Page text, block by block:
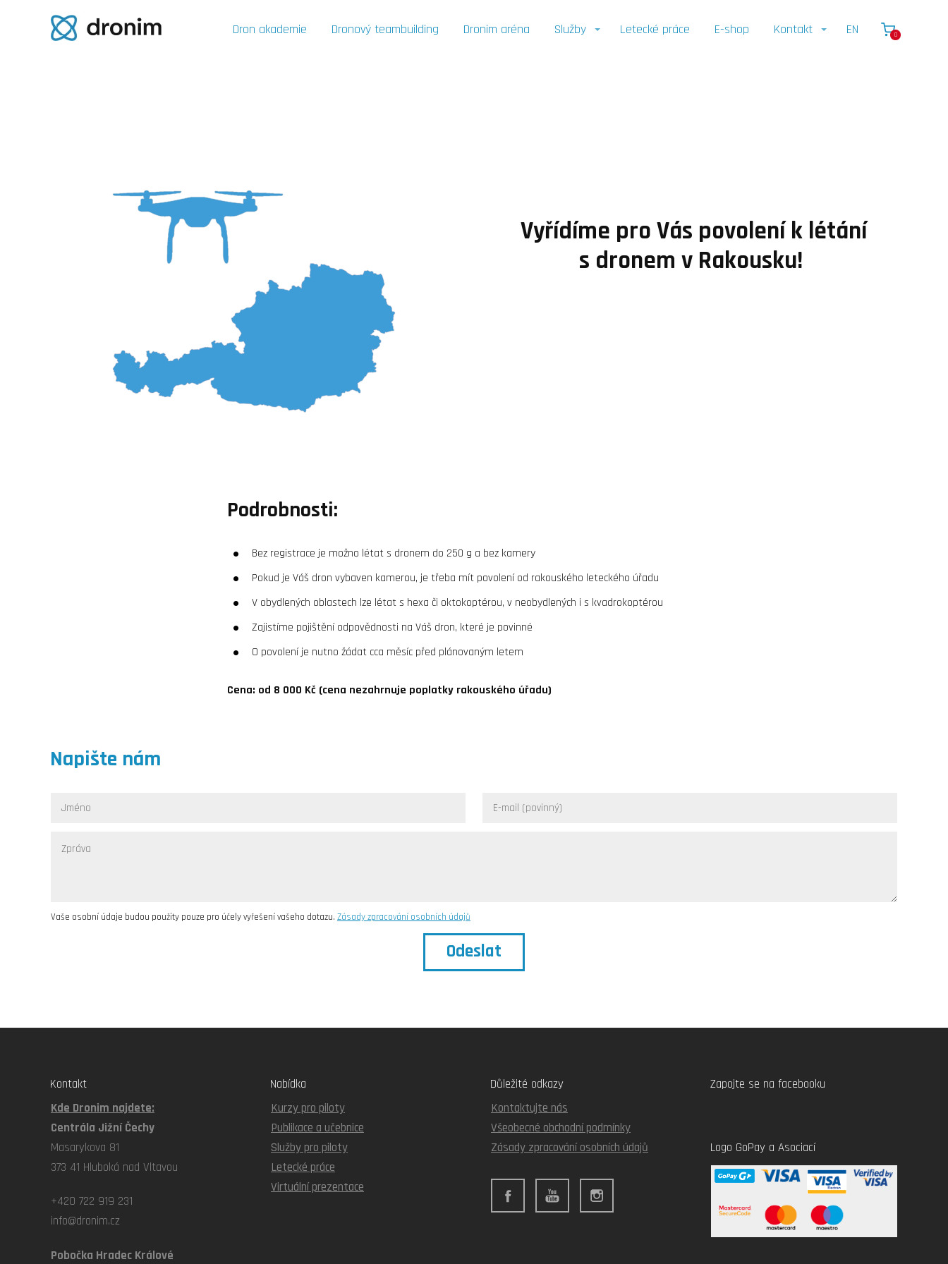
Dron akademie Dronový teambuilding Dronim aréna Služby Letecké práce E-shop Kontakt EN 0
Vyřídíme pro Vás povolení k létání
s dronem v Rakousku!
Podrobnosti:
Bez registrace je možno létat s dronem do 250 g a bez kamery
Pokud je Váš dron vybaven kamerou, je třeba mít povolení od rakouského leteckého úřadu
V obydlených oblastech lze létat s hexa či oktokoptérou, v neobydlených i s kvadrokoptérou
Zajistíme pojištění odpovědnosti na Váš dron, které je povinné
O povolení je nutno žádat cca měsíc před plánovaným letem
Cena: od 8 000 Kč (cena nezahrnuje poplatky rakouského úřadu)
Napište nám
Vaše osobní údaje budou použity pouze pro účely vyřešení vašeho dotazu. Zásady zpracování osobních údajů
Odeslat
Kontakt
Kde Dronim najdete:
Centrála Jižní Čechy
Masarykova 81
373 41 Hluboká nad Vltavou
+420 722 919 231
info@dronim.cz
Pobočka Hradec Králové
Nabídka
Kurzy pro piloty
Publikace a učebnice
Služby pro piloty
Letecké práce
Virtuální prezentace
Důležité odkazy
Kontaktujte nás
Všeobecné obchodní podmínky
Zásady zpracování osobních údajů
Zapojte se na facebooku
Logo GoPay a Asociací